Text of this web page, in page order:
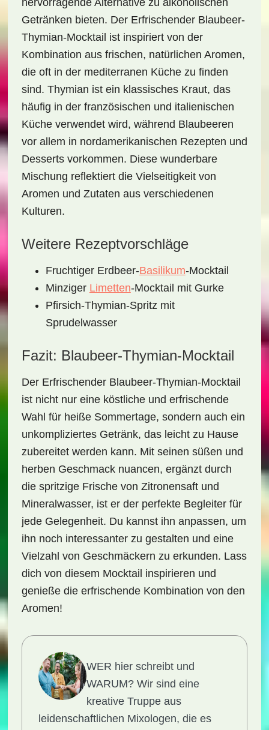
hervorragende Alternative zu alkoholischen
Getränken bieten. Der Erfrischender Blaubeer-
Thymian-Mocktail ist inspiriert von der
Kombination aus frischen, natürlichen Aromen,
die oft in der mediterranen Küche zu finden
sind. Thymian ist ein klassisches Kraut, das
häufig in der französischen und italienischen
Küche verwendet wird, während Blaubeeren
vor allem in nordamerikanischen Rezepten und
Desserts vorkommen. Diese wunderbare
Mischung reflektiert die Vielseitigkeit von
Aromen und Zutaten aus verschiedenen
Kulturen.
Weitere Rezeptvorschläge
Fruchtiger Erdbeer-Basilikum-Mocktail
Minziger Limetten-Mocktail mit Gurke
Pfirsich-Thymian-Spritz mit
Sprudelwasser
Fazit: Blaubeer-Thymian-Mocktail
Der Erfrischender Blaubeer-Thymian-Mocktail
ist nicht nur eine köstliche und erfrischende
Wahl für heiße Sommertage, sondern auch ein
unkompliziertes Getränk, das leicht zu Hause
zubereitet werden kann. Mit seinen süßen und
herben Geschmack nuancen, ergänzt durch
die spritzige Frische von Zitronensaft und
Mineralwasser, ist er der perfekte Begleiter für
jede Gelegenheit. Du kannst ihn anpassen, um
ihn noch interessanter zu gestalten und eine
Vielzahl von Geschmäckern zu erkunden. Lass
dich von diesem Mocktail inspirieren und
genieße die erfrischende Kombination von den
Aromen!
WER hier schreibt und
WARUM?Wir sind eine
kreative Truppe aus
leidenschaftlichen Mixologen, die es